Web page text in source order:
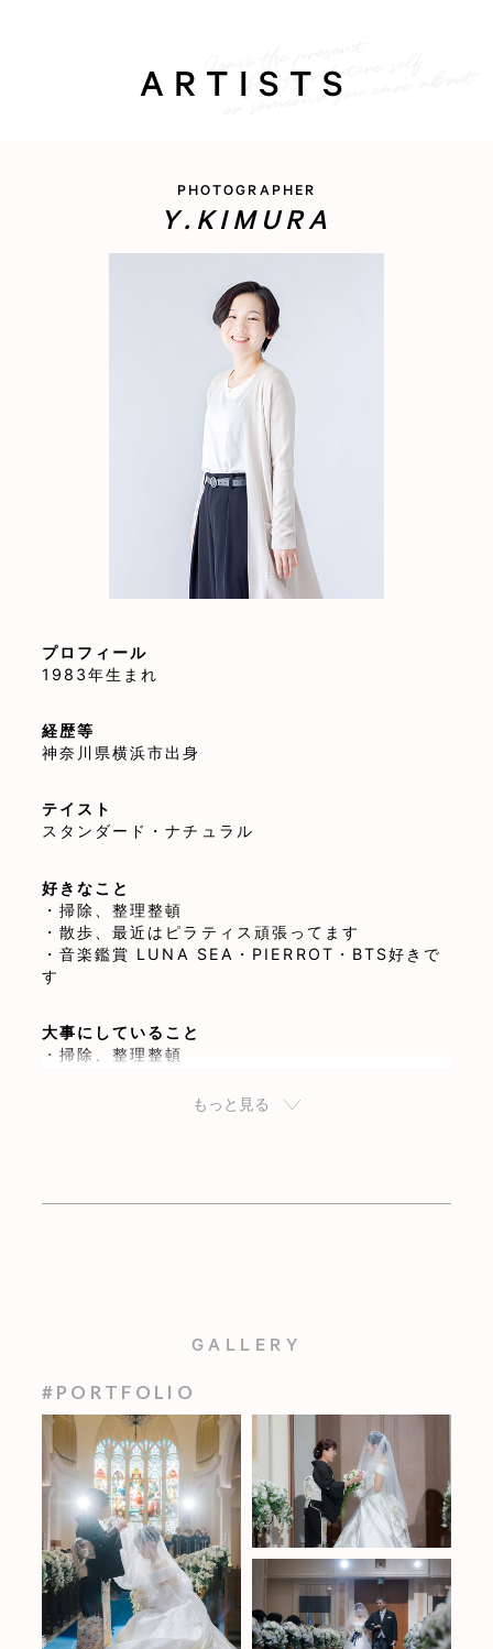
ARTISTS
PHOTOGRAPHER
Y.KIMURA
プロフィール
1983年生まれ
経歴等
神奈川県横浜市出身
テイスト
スタンダード・ナチュラル
好きなこと
・掃除、整理整頓
・散歩、最近はピラティス頑張ってます
・音楽鑑賞 LUNA SEA・PIERROT・BTS好きで
す
大事にしていること
・掃除、整理整頓
・音楽鑑賞 LUNA SEA・PIERROT・BTS好きで
もっと見る
GALLERY
#PORTFOLIO